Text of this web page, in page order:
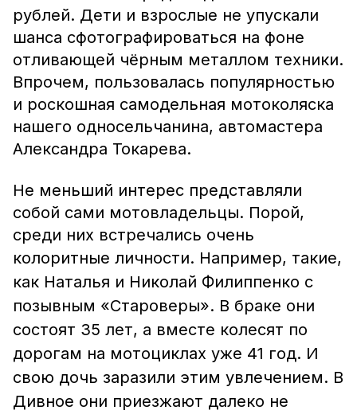
рублей. Дети и взрослые не упускали
шанса сфотографироваться на фоне
отливающей чёрным металлом техники.
Впрочем, пользовалась популярностью
и роскошная самодельная мотоколяска
нашего односельчанина, автомастера
Александра Токарева.
Не меньший интерес представляли
собой сами мотовладельцы. Порой,
среди них встречались очень
колоритные личности. Например, такие,
как Наталья и Николай Филиппенко с
позывным «Староверы». В браке они
состоят 35 лет, а вместе колесят по
дорогам на мотоциклах уже 41 год. И
свою дочь заразили этим увлечением. В
Дивное они приезжают далеко не